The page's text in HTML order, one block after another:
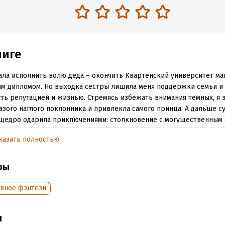
исполнить волю деда – окончить Квартенский университет
дипломом. Но выходка сестры лишила меня поддержки семьи и
репутацией и жизнью. Стремясь избежать внимания темных, я
наглого поклонника и привлекла самого принца. А дальше
одарила приключениями: столкновение с
зла, жаждущего поработить мир… Не слишком ли много
информация
полностью
фэнтези